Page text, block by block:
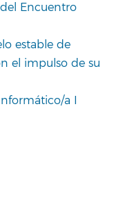
Encuentro
estable de
el impulso de su
a I